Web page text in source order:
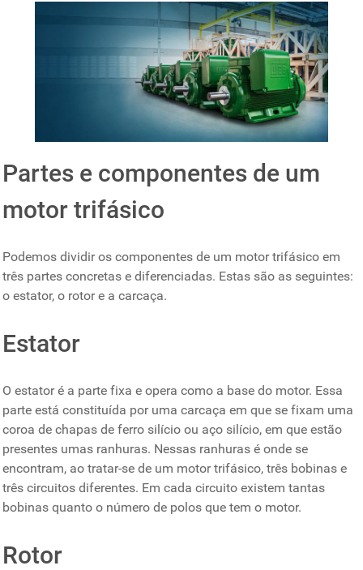
Partes e componentes de um
motor trifásico
Podemos dividir os componentes de um motor trifásico em
três partes concretas e diferenciadas. Estas são as seguintes:
o estator, o rotor e a carcaça.
Estator
O estator é a parte fixa e opera como a base do motor. Essa
parte está constituída por uma carcaça em que se fixam uma
coroa de chapas de ferro silício ou aço silício, em que estão
presentes umas ranhuras. Nessas ranhuras é onde se
encontram, ao tratar-se de um motor trifásico, três bobinas e
três circuitos diferentes. Em cada circuito existem tantas
bobinas quanto o número de polos que tem o motor.
Rotor